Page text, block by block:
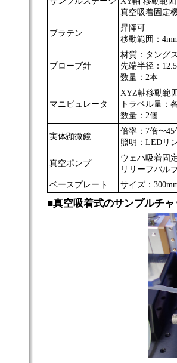
真空吸着固定
プラテン
昇降可
移動範囲：
プローブ針
材質：タング
先端半径：
数量：2本
マニピュレータ
XYZ軸移動範
トラベル量：
数量：2個
実体顕微鏡
倍率：7倍〜45
照明：LEDリ
真空ポンプ
ウェハ吸着固
リリーフバル
ベースプレート
サイズ：
■真空吸着式のサンプルチャ